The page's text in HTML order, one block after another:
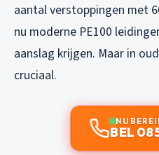
aantal verstoppingen met
nu moderne PE100
aanslag krijgen. Maar in
cruciaal.
NU
BEL